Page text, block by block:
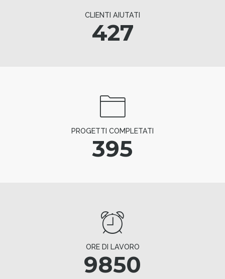
CLIENTI AIUTATI
427
PROGETTI COMPLETATI
395
ORE DI LAVORO
9850